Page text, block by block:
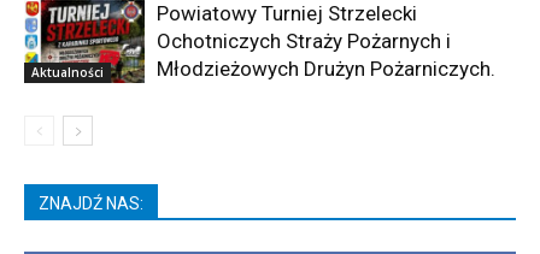
Aktualności
Powiatowy Turniej Strzelecki
Ochotniczych Straży Pożarnych i
Młodzieżowych Drużyn Pożarniczych.
ZNAJDŹ NAS: